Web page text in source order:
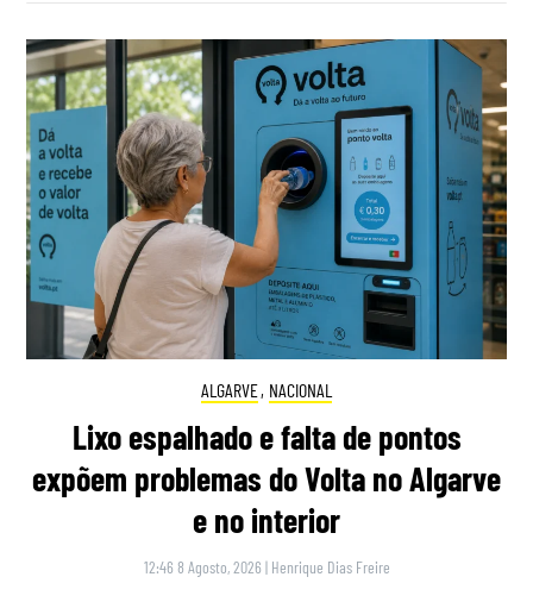
ALGARVE, NACIONAL
Lixo espalhado e falta de pontos
expõem problemas do Volta no Algarve
e no interior
12:46 8 Agosto, 2026 | Henrique Dias Freire